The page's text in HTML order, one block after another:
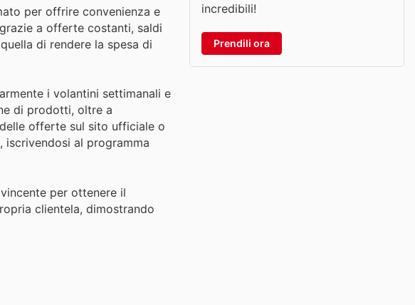
per offrire convenienza e
a offerte costanti, saldi
di rendere la spesa di
i volantini settimanali e
di prodotti, oltre a
offerte sul sito ufficiale o
al programma
per ottenere il
clientela, dimostrando
incredibili!
Prendili ora